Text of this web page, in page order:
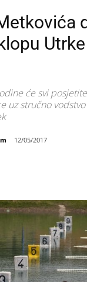
će svi
uz stručno
12/05/2017